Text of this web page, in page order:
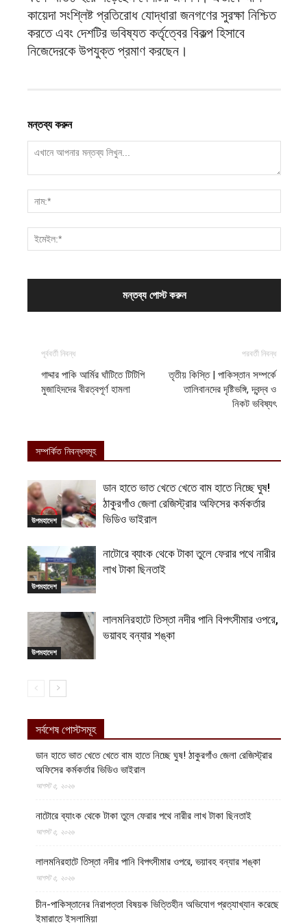
কায়েদা সংশ্লিষ্ট প্রতিরোধ যোদ্ধারা জনগণের সুরক্ষা নিশ্চিত
করতে এবং দেশটির ভবিষ্যত কর্তৃত্বের বিকল্প হিসাবে
নিজেদেরকে উপযুক্ত প্রমাণ করছেন।
মন্তব্য করুন
পূর্ববর্তী নিবন্ধ
গাদ্দার পাকি আর্মির ঘাঁটিতে টিটিপি
মুজাহিদদের বীরত্বপূর্ণ হামলা
পরবর্তী নিবন্ধ
তৃতীয় কিস্তি | পাকিস্তান সম্পর্কে
তালিবানদের দৃষ্টিভঙ্গি, দ্বন্দ্ব ও
নিকট ভবিষ্যৎ
সম্পর্কিত নিবন্ধসমূহ
উপমহাদেশ
ডান হাতে ভাত খেতে খেতে বাম হাতে নিচ্ছে ঘুষ!
ঠাকুরগাঁও জেলা রেজিস্ট্রার অফিসের কর্মকর্তার
ভিডিও ভাইরাল
উপমহাদেশ
নাটোরে ব্যাংক থেকে টাকা তুলে ফেরার পথে নারীর
লাখ টাকা ছিনতাই
উপমহাদেশ
লালমনিরহাটে তিস্তা নদীর পানি বিপৎসীমার ওপরে,
ভয়াবহ বন্যার শঙ্কা
সর্বশেষ পোস্টসমূহ
ডান হাতে ভাত খেতে খেতে বাম হাতে নিচ্ছে ঘুষ! ঠাকুরগাঁও জেলা রেজিস্ট্রার
অফিসের কর্মকর্তার ভিডিও ভাইরাল
আগস্ট ৫, ২০২৬
নাটোরে ব্যাংক থেকে টাকা তুলে ফেরার পথে নারীর লাখ টাকা ছিনতাই
আগস্ট ৫, ২০২৬
লালমনিরহাটে তিস্তা নদীর পানি বিপৎসীমার ওপরে, ভয়াবহ বন্যার শঙ্কা
আগস্ট ৫, ২০২৬
চীন-পাকিস্তানের নিরাপত্তা বিষয়ক ভিত্তিহীন অভিযোগ প্রত্যাখ্যান করেছে
ইমারাতে ইসলামিয়া